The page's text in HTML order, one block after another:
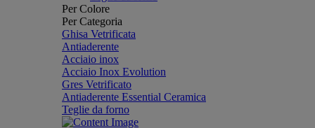
Per Colore
Per Categoria
Ghisa Vetrificata
Antiaderente
Acciaio inox
Acciaio Inox Evolution
Gres Vetrificato
Antiaderente Essential Ceramica
Teglie da forno